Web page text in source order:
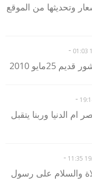
وتحديثها من الموقع
-
25مايو 2010
-
ام الدنيا وربنا يتقبل
19/
-
والسلام على رسول